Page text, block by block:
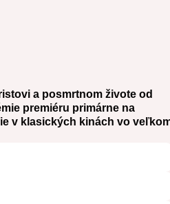
a posmrtnom živote od
premiéru primárne na
v klasických kinách vo